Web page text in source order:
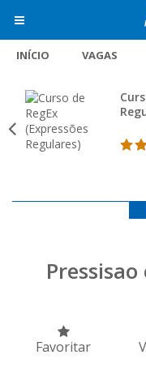
INÍCIO VAGAS
Favoritar